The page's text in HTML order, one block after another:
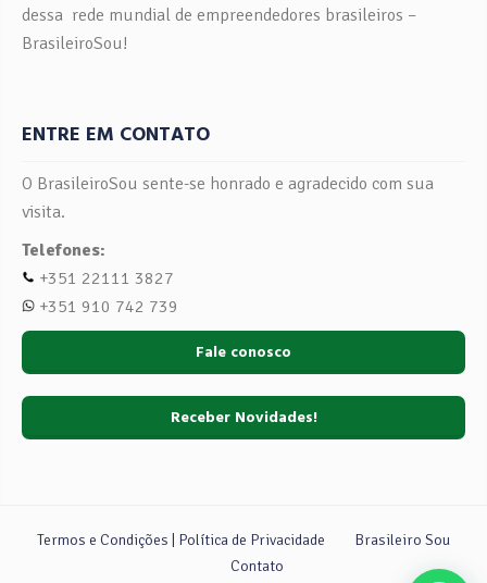
dessa rede mundial de empreendedores brasileiros –
BrasileiroSou!
ENTRE EM CONTATO
O BrasileiroSou sente-se honrado e agradecido com sua
visita.
Telefones:
+351 22111 3827
+351 910 742 739
Fale conosco
Receber Novidades!
Termos e Condições | Política de Privacidade
Brasileiro Sou
Contato